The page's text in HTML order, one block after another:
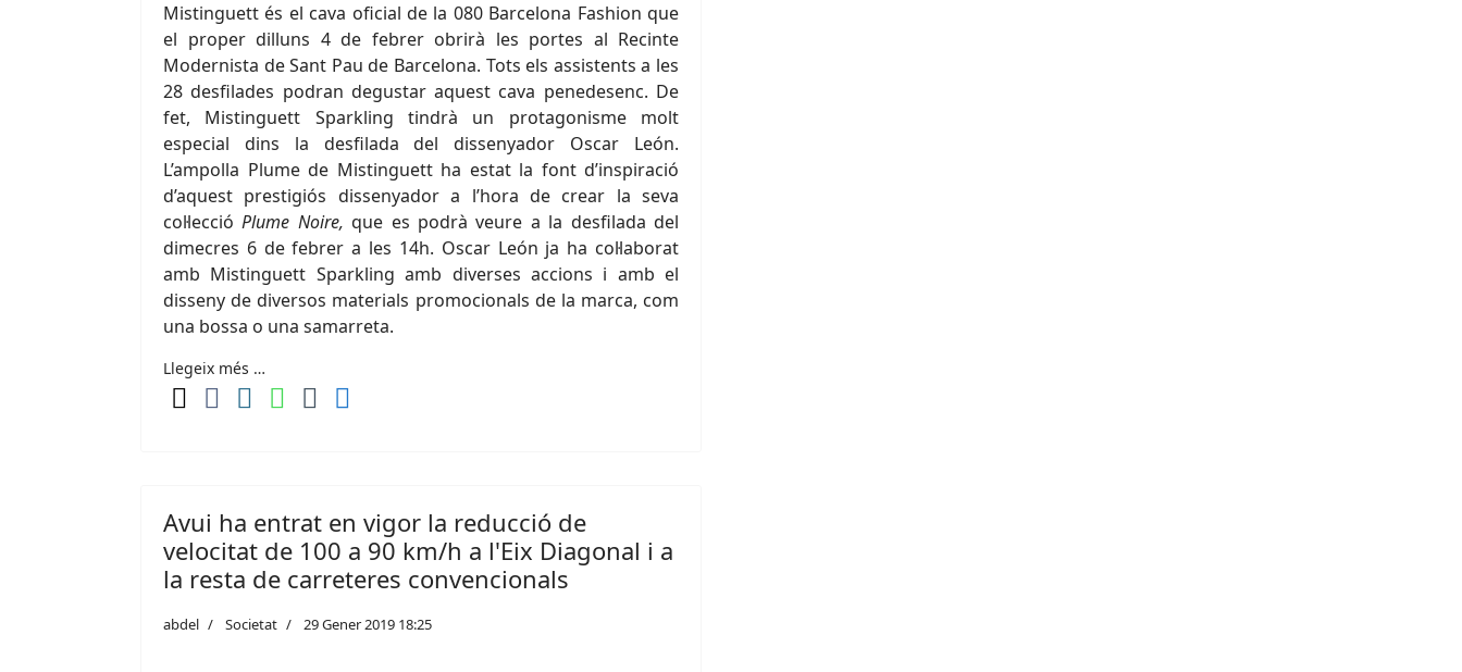
Mistinguett és el cava oficial de la 080 Barcelona Fashion que
el proper dilluns 4 de febrer obrirà les portes al Recinte
Modernista de Sant Pau de Barcelona. Tots els assistents a les
28 desfilades podran degustar aquest cava penedesenc. De
fet, Mistinguett Sparkling tindrà un protagonisme molt
especial dins la desfilada del dissenyador Oscar León.
L’ampolla Plume de Mistinguett ha estat la font d’inspiració
d’aquest prestigiós dissenyador a l’hora de crear la seva
col·leccióPlume Noire, que es podrà veure a la desfilada del
dimecres 6 de febrer a les 14h. Oscar León ja ha col·laborat
amb Mistinguett Sparkling amb diverses accions i amb el
disseny de diversos materials promocionals de la marca, com
una bossa o una samarreta.
Llegeix més …
Avui ha entrat en vigor la reducció de
velocitat de 100 a 90 km/h a l'Eix Diagonal i a
la resta de carreteres convencionals
abdel Societat 29 Gener 2019 18:25